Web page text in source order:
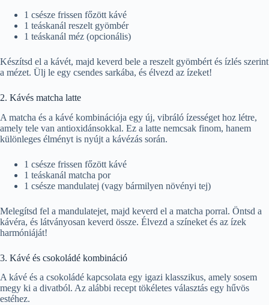
1 csésze frissen főzött kávé
1 teáskanál reszelt gyömbér
1 teáskanál méz (opcionális)
Készítsd el a kávét, majd keverd bele a reszelt gyömbért és ízlés szerint
a mézet. Ülj le egy csendes sarkába, és élvezd az ízeket!
2. Kávés matcha latte
A matcha és a kávé kombinációja egy új, vibráló ízességet hoz létre,
amely tele van antioxidánsokkal. Ez a latte nemcsak finom, hanem
különleges élményt is nyújt a kávézás során.
1 csésze frissen főzött kávé
1 teáskanál matcha por
1 csésze mandulatej (vagy bármilyen növényi tej)
Melegítsd fel a mandulatejet, majd keverd el a matcha porral. Öntsd a
kávéra, és látványosan keverd össze. Élvezd a színeket és az ízek
harmóniáját!
3. Kávé és csokoládé kombináció
A kávé és a csokoládé kapcsolata egy igazi klasszikus, amely sosem
megy ki a divatból. Az alábbi recept tökéletes választás egy hűvös
estéhez.